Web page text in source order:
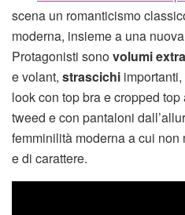
scena un romanticismo
moderna, insieme a una
Protagonisti sonovolumi
e volant, strascichi
look con top bra e cropped
tweed e con pantaloni
femminilità moderna a cui
e di carattere.